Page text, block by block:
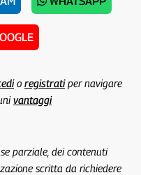
o registratiper navigare
vantaggi
parziale, dei contenuti
scritta da richiedere